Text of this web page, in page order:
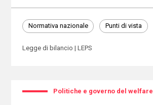
Normativa nazionale Punti di vista
Legge di bilancio LEPS
Politiche e governo del welfare